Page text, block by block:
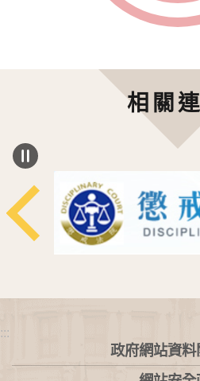
相關
:::
政府網站資料